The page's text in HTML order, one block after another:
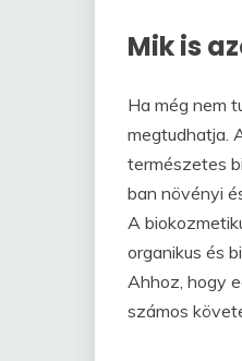
Mik is
Ha még nem
megtudhatja.
természetes
ban növényi
A
organikus és
Ahhoz, hogy
számos